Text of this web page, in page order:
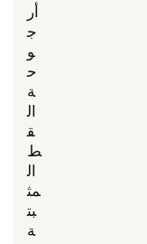
أر
ج
و
ح
ة
ال
ق
ط
ال
مث
بت
ة